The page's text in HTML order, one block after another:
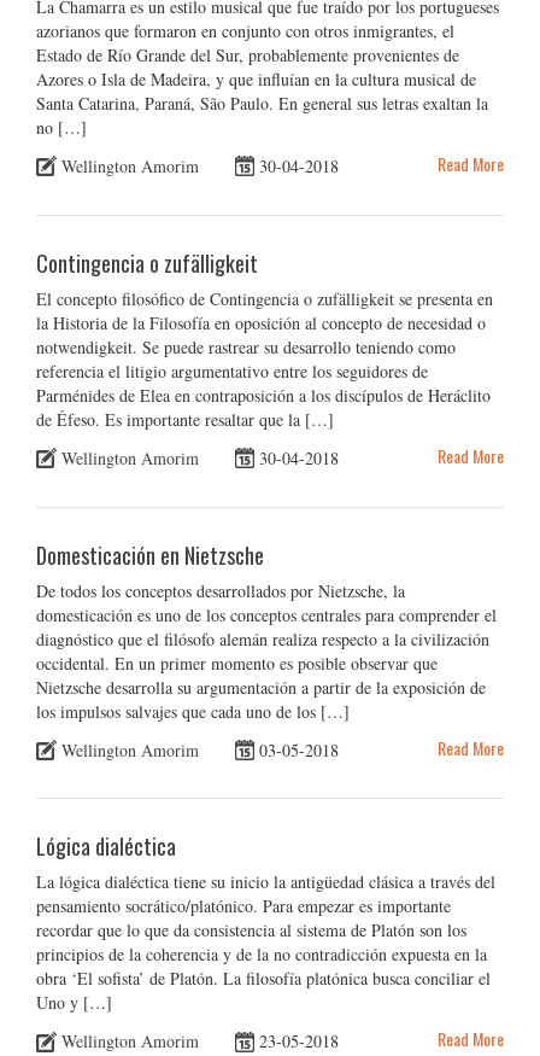
La Chamarra es un estilo musical que fue traído por los portugueses
azorianos que formaron en conjunto con otros inmigrantes, el
Estado de Río Grande del Sur, probablemente provenientes de
Azores o Isla de Madeira, y que influían en la cultura musical de
Santa Catarina, Paraná, São Paulo. En general sus letras exaltan la
no […]
Wellington Amorim
30-04-2018 Read More
Contingencia o zufälligkeit
El concepto filosófico de Contingencia o zufälligkeit se presenta en
la Historia de la Filosofía en oposición al concepto de necesidad o
notwendigkeit. Se puede rastrear su desarrollo teniendo como
referencia el litigio argumentativo entre los seguidores de
Parménides de Elea en contraposición a los discípulos de Heráclito
de Éfeso. Es importante resaltar que la […]
Wellington Amorim
30-04-2018 Read More
Domesticación en Nietzsche
De todos los conceptos desarrollados por Nietzsche, la
domesticación es uno de los conceptos centrales para comprender el
diagnóstico que el filósofo alemán realiza respecto a la civilización
occidental. En un primer momento es posible observar que
Nietzsche desarrolla su argumentación a partir de la exposición de
los impulsos salvajes que cada uno de los […]
Wellington Amorim
03-05-2018 Read More
Lógica dialéctica
La lógica dialéctica tiene su inicio la antigüedad clásica a través del
pensamiento socrático/platónico. Para empezar es importante
recordar que lo que da consistencia al sistema de Platón son los
principios de la coherencia y de la no contradicción expuesta en la
obra ‘El sofista’ de Platón. La filosofía platónica busca conciliar el
Uno y […]
Wellington Amorim
23-05-2018 Read More